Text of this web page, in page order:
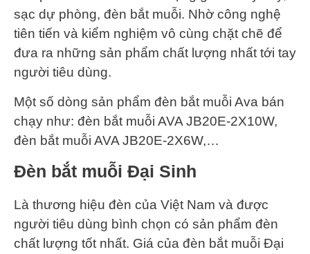
sạc dự phòng, đèn bắt muỗi. Nhờ công nghệ
tiên tiến và kiểm nghiệm vô cùng chặt chẽ để
đưa ra những sản phẩm chất lượng nhất tới tay
người tiêu dùng.
Một số dòng sản phẩm đèn bắt muỗi Ava bán
chạy như: đèn bắt muỗi AVA JB20E-2X10W,
đèn bắt muỗi AVA JB20E-2X6W,…
Đèn bắt muỗi Đại Sinh
Là thương hiệu đèn của Việt Nam và được
người tiêu dùng bình chọn có sản phẩm đèn
chất lượng tốt nhất. Giá của đèn bắt muỗi Đại